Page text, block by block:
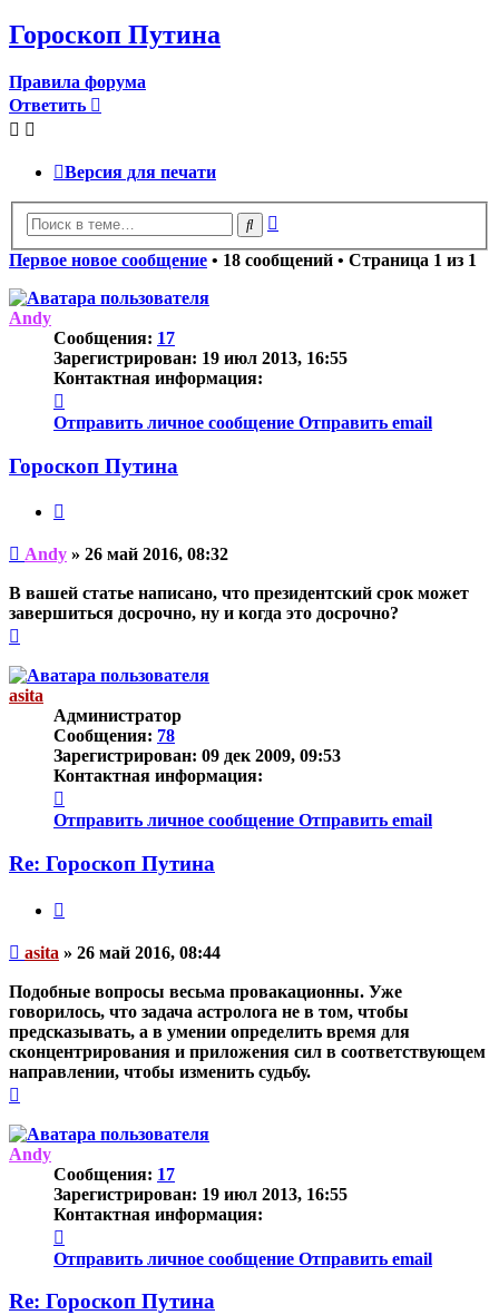
Гороскоп Путина
Правила форума
Ответить
Версия для печати
Поиск
Первое новое сообщение • 18 сообщений • Страница 1 из 1
Andy
Сообщения: 17
Зарегистрирован: 19 июл 2013, 16:55
Контактная информация:
информация
пользователя
Andy
Отправить личное сообщение Отправить email
Гороскоп Путина
Непрочитанное
сообщение
Andy » 26 май 2016, 08:32
В вашей статье написано, что президентский срок может
завершиться досрочно, ну и когда это досрочно?
началу
asita
Администратор
Сообщения: 78
Зарегистрирован: 09 дек 2009, 09:53
Контактная информация:
информация
пользователя
Отправить личное сообщение Отправить email
Re: Гороскоп Путина
Непрочитанное
asita » 26 май 2016, 08:44
Подобные вопросы весьма провакационны. Уже
говорилось, что задача астролога не в том, чтобы
предсказывать, а в умении определить время для
сконцентрирования и приложения сил в соответствующем
направлении, чтобы изменить судьбу.
началу
Andy
Сообщения: 17
Зарегистрирован: 19 июл 2013, 16:55
Контактная информация:
информация
пользователя
Отправить личное сообщение Отправить email
Re: Гороскоп Путина